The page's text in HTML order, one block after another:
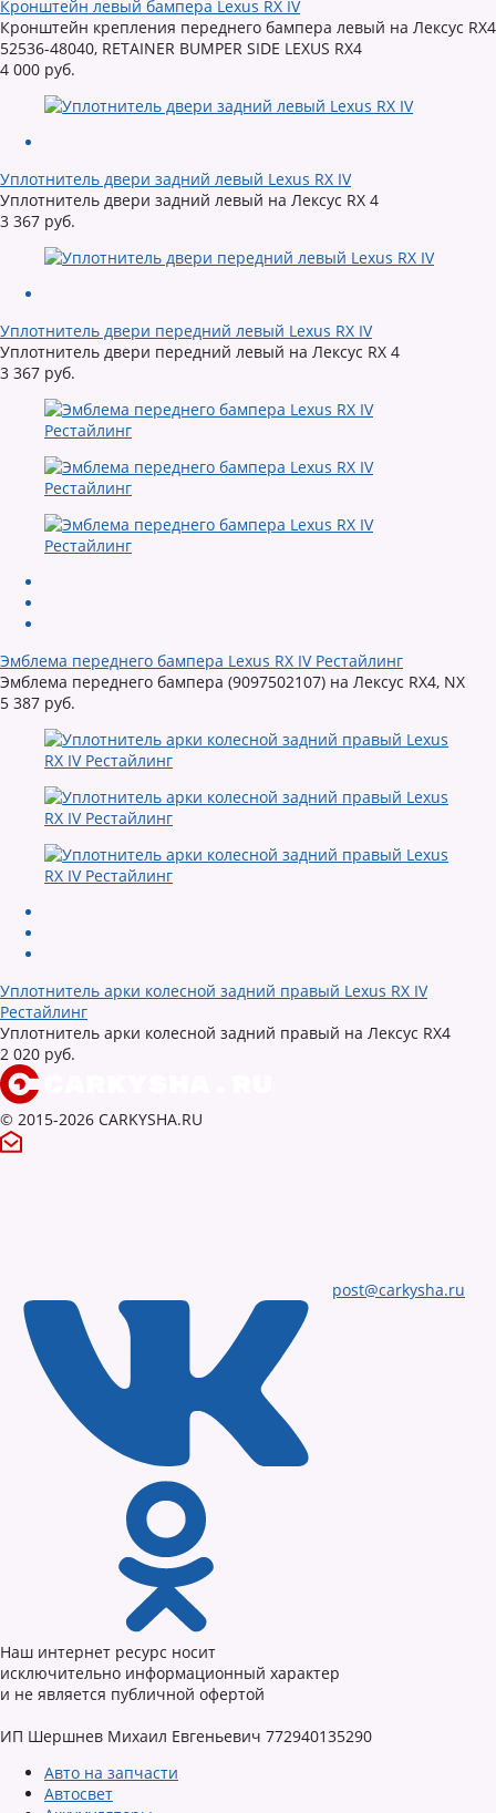
Кронштейн левый бампера Lexus RX IV
Кронштейн крепления переднего бампера левый на Лексус RX4
52536-48040, RETAINER BUMPER SIDE LEXUS RX4
4 000 руб.
Уплотнитель двери задний левый Lexus RX IV
Уплотнитель двери задний левый на Лексус RX 4
3 367 руб.
Уплотнитель двери передний левый Lexus RX IV
Уплотнитель двери передний левый на Лексус RX 4
3 367 руб.
Эмблема переднего бампера Lexus RX IV Рестайлинг
Эмблема переднего бампера (9097502107) на Лексус RX4, NX
5 387 руб.
Уплотнитель арки колесной задний правый Lexus RX IV
Рестайлинг
Уплотнитель арки колесной задний правый на Лексус RX4
2 020 руб.
© 2015-2026 CARKYSHA.RU
post@carkysha.ru
Наш интернет ресурс носит
исключительно информационный характер
и не является публичной офертой
ИП Шершнев Михаил Евгеньевич 772940135290
Авто на запчасти
Автосвет